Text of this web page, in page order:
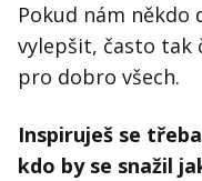
Pokud nám
vylepšit, často tak
pro dobro všech.
Inspiruješ se
kdo by se snažil